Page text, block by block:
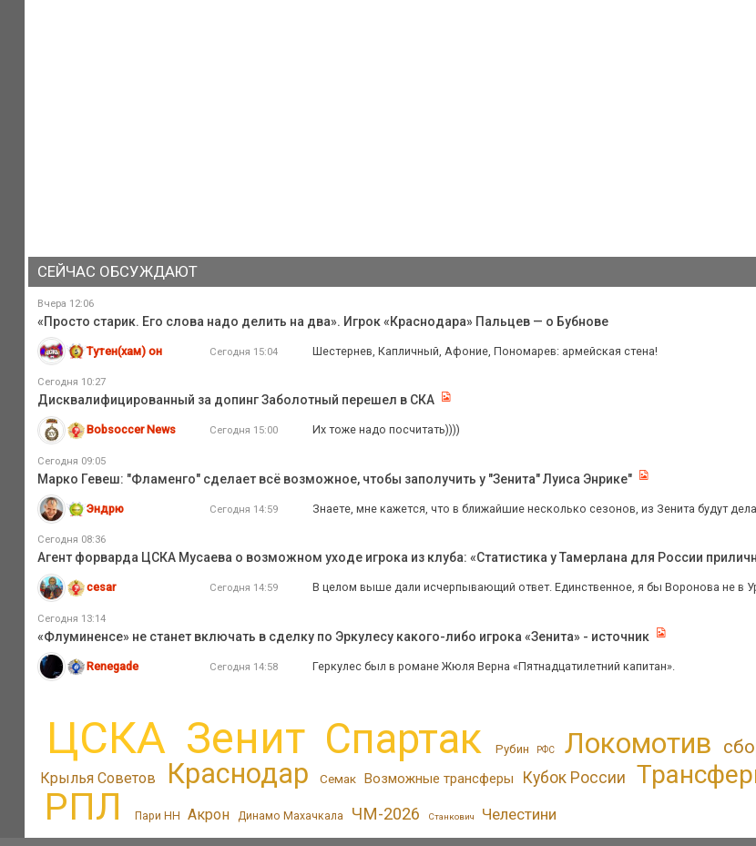
СЕЙЧАС ОБСУЖДАЮТ
Вчера 12:06
«Просто старик. Его слова надо делить на два». Игрок «Краснодара» Пальцев — о Бубнове
Тутен(хам) он Сегодня 15:04 Шестернев, Капличный, Афоние, Пономарев: армейская стена!
Сегодня 10:27
Дисквалифицированный за допинг Заболотный перешел в СКА
Bobsoccer News Сегодня 15:00 Их тоже надо посчитать))))
Сегодня 09:05
Марко Гевеш: "Фламенго" сделает всё возможное, чтобы заполучить у "Зенита" Луиса Энрике"
Эндрю Сегодня 14:59 Знаете, мне кажется, что в ближайшие несколько сезонов, из Зенита будут
Сегодня 08:36
Агент форварда ЦСКА Мусаева о возможном уходе игрока из клуба: «Статистика у Тамерлана для России
cesar Сегодня 14:59 В целом выше дали исчерпывающий ответ. Единственное, я бы Воронова не в
Сегодня 13:14
«Флуминенсе» не станет включать в сделку по Эркулесу какого-либо игрока «Зенита» - источник
Renegade Сегодня 14:58 Геркулес был в романе Жюля Верна «Пятнадцатилетний капитан».
ЦСКА Зенит Спартак Рубин РФС Локомотив
Крылья Советов Краснодар Семак Возможные трансферы Кубок России
РПЛ Пари НН Акрон Динамо Махачкала ЧМ-2026 Станкович Челестини